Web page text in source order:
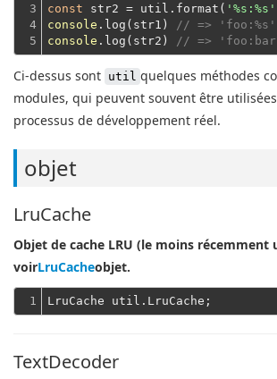
3
4
5
const str2 = util.format( '%s:%s'
console .log(str1)
// => 'foo:%s'
console .log(str2) // => 'foo:bar
Ci-dessus sont util quelques méthodes
modules, qui peuvent souvent être
processus de développement réel.
objet
LruCache
Objet de cache LRU (le moins récemment
voirLruCacheobjet.
1
TextDecoder